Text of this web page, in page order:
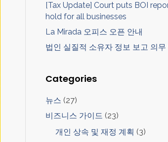
[Tax Update] Court puts BOI
hold for all businesses
La Mirada 오피스 오픈 안내
법인 실질적 소유자 정보 보고 의무
Categories
뉴스 (27)
비즈니스 가이드 (23)
개인 상속 및 재정 계획 (3)